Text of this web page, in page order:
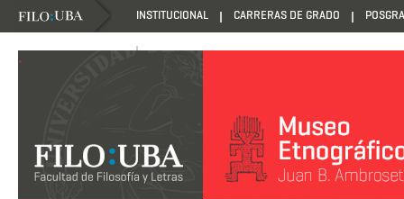
INSTITUCIONAL CARRERAS DE GRADO
DANZANTES DE LA LUZ
.